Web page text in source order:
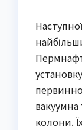
вакуумна
колони.